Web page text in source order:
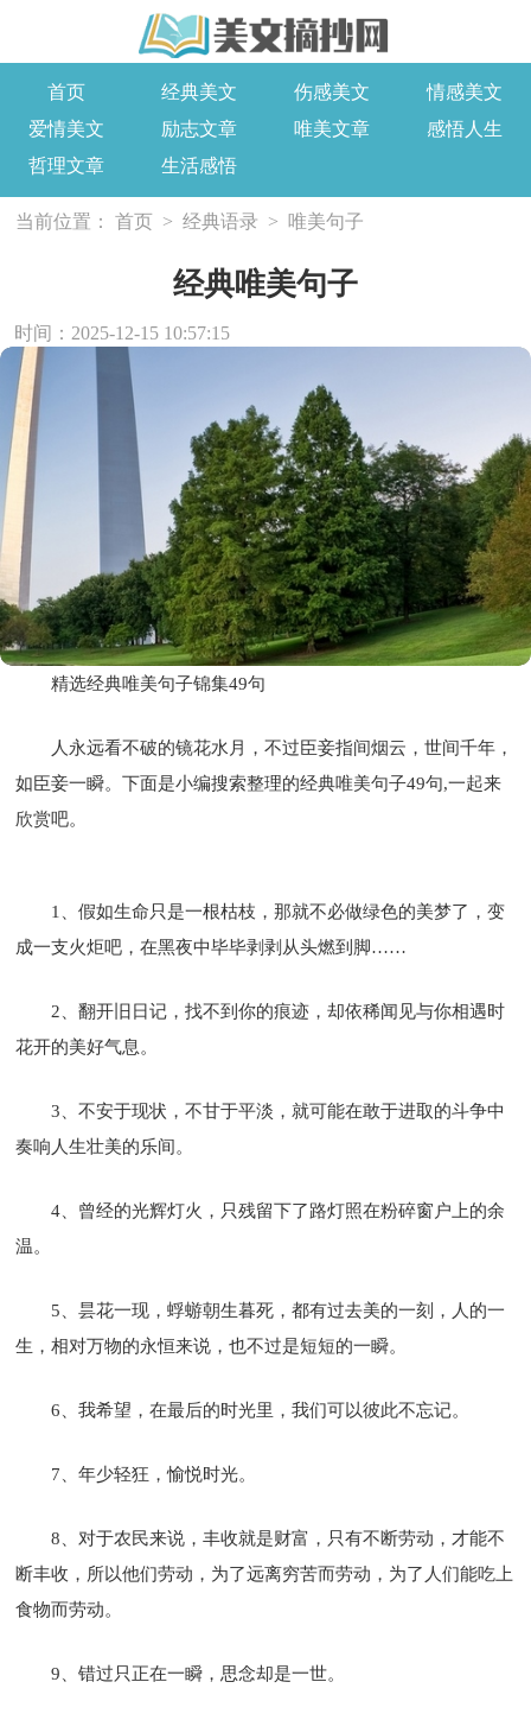
首页 经典美文 伤感美文
情感美文
爱情美文
励志文章 唯美文章
感悟人生
哲理文章
生活感悟
当前位置： 首页 > 经典语录 > 唯美句子
经典唯美句子
时间：2025-12-15 10:57:15
精选经典唯美句子锦集49句
人永远看不破的镜花水月，不过臣妾指间烟云，世间千年，
如臣妾一瞬。下面是小编搜索整理的经典唯美句子49句,一起来
欣赏吧。
1、假如生命只是一根枯枝，那就不必做绿色的美梦了，变
成一支火炬吧，在黑夜中毕毕剥剥从头燃到脚……
2、翻开旧日记，找不到你的痕迹，却依稀闻见与你相遇时
花开的美好气息。
3、不安于现状，不甘于平淡，就可能在敢于进取的斗争中
奏响人生壮美的乐间。
4、曾经的光辉灯火，只残留下了路灯照在粉碎窗户上的余
温。
5、昙花一现，蜉蝣朝生暮死，都有过去美的一刻，人的一
生，相对万物的永恒来说，也不过是短短的一瞬。
6、我希望，在最后的时光里，我们可以彼此不忘记。
7、年少轻狂，愉悦时光。
8、对于农民来说，丰收就是财富，只有不断劳动，才能不
断丰收，所以他们劳动，为了远离穷苦而劳动，为了人们能吃上
食物而劳动。
9、错过只正在一瞬，思念却是一世。